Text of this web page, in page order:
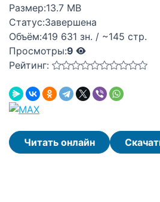
Размер:13.7 MB
Статус:Завершена
Объём:419 631 зн. / ~145 стр.
Просмотры:9
Рейтинг:
Читать онлайн